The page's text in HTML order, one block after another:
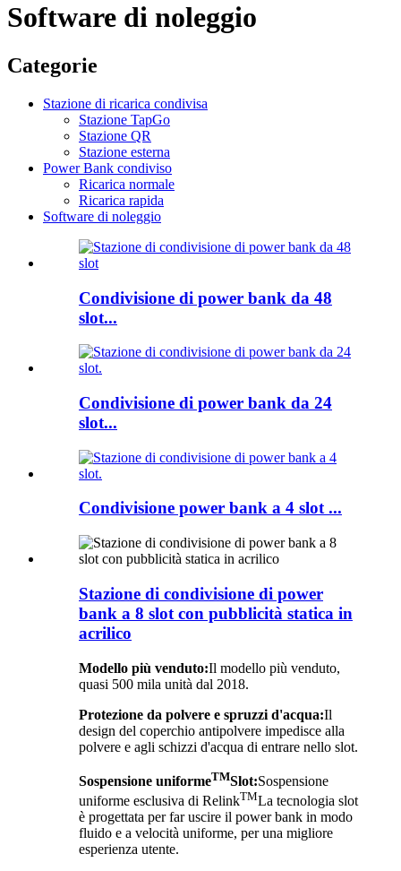
Software di noleggio
Categorie
Stazione di ricarica condivisa
Stazione TapGo
Stazione QR
Stazione esterna
Power Bank condiviso
Ricarica normale
Ricarica rapida
Software di noleggio
Condivisione di power bank da 48
slot...
Condivisione di power bank da 24
slot...
Condivisione power bank a 4 slot ...
Stazione di condivisione di power
bank a 8 slot con pubblicità statica in
acrilico
Modello più venduto:Il modello più venduto,
quasi 500 mila unità dal 2018.
Protezione da polvere e spruzzi d'acqua:Il
design del coperchio antipolvere impedisce alla
polvere e agli schizzi d'acqua di entrare nello slot.
Sospensione uniformeTMSlot:Sospensione
uniforme esclusiva di RelinkTMLa tecnologia slot
è progettata per far uscire il power bank in modo
fluido e a velocità uniforme, per una migliore
esperienza utente.